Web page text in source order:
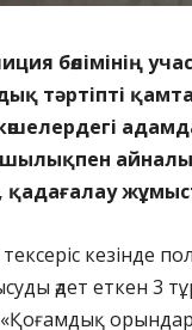
бөлімінің
тәртіпті
тексеріс
әдет еткен 3